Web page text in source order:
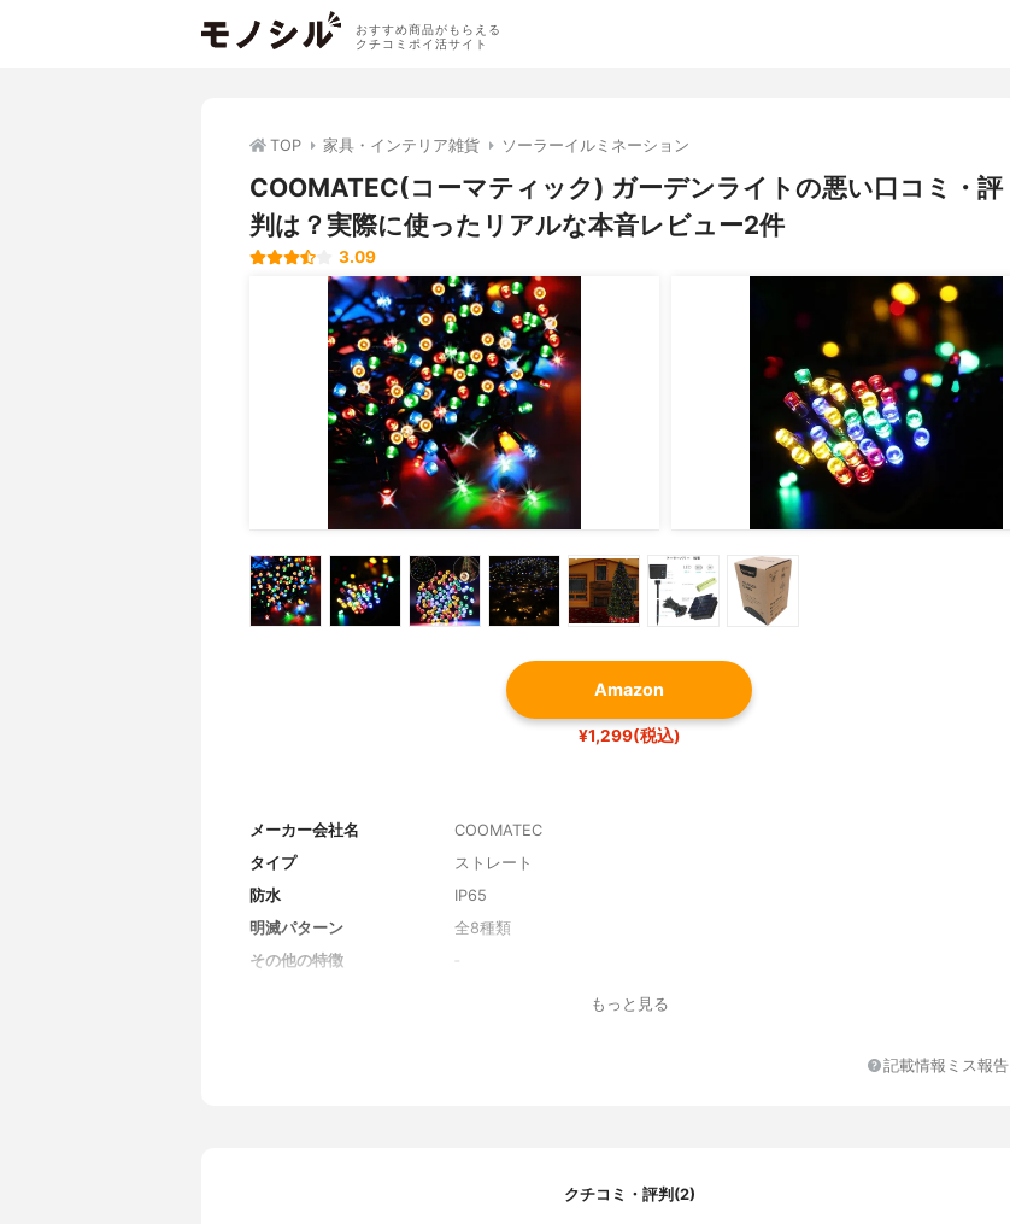
おすすめ商品がもらえる
クチコミポイ活サイト
TOP 家具・インテリア雑貨 ソーラーイルミネーション
COOMATEC(コーマティック) ガーデンライトの悪い口コミ・評
判は？実際に使ったリアルな本音レビュー2件
3.09
Amazon
¥1,299(税込)
メーカー会社名
COOMATEC
タイプ
ストレート
防水
IP65
明滅パターン
全8種類
その他の特徴
もっと見る
記載情報ミス報告
クチコミ・評判(2)